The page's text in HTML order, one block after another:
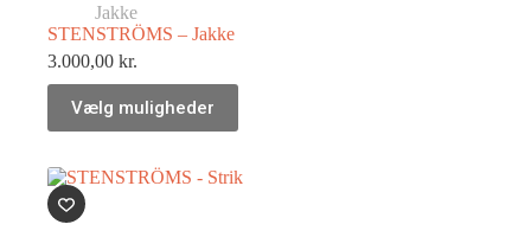
Jakke
STENSTRÖMS – Jakke
3.000,00 kr.
Vælg muligheder